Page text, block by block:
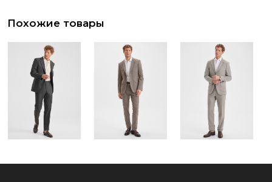
Похожие товары